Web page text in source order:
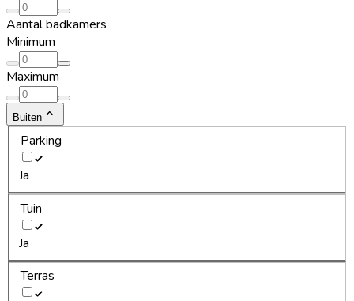
Aantal badkamers
Minimum
Maximum
Buiten
Parking
Ja
Tuin
Ja
Terras